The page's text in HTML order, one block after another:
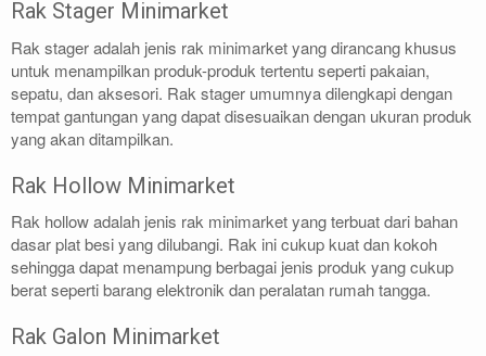
Rak Stager Minimarket
Rak stager adalah jenis rak minimarket yang dirancang khusus
untuk menampilkan produk-produk tertentu seperti pakaian,
sepatu, dan aksesori. Rak stager umumnya dilengkapi dengan
tempat gantungan yang dapat disesuaikan dengan ukuran produk
yang akan ditampilkan.
Rak Hollow Minimarket
Rak hollow adalah jenis rak minimarket yang terbuat dari bahan
dasar plat besi yang dilubangi. Rak ini cukup kuat dan kokoh
sehingga dapat menampung berbagai jenis produk yang cukup
berat seperti barang elektronik dan peralatan rumah tangga.
Rak Galon Minimarket